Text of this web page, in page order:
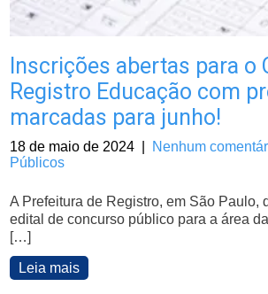
Inscrições abertas para o
Registro Educação com
marcadas para junho!
18 de maio de 2024 Nenhum
Públicos
A Prefeitura de Registro, em São Paulo,
edital de concurso público para a área
[…]
Leia mais